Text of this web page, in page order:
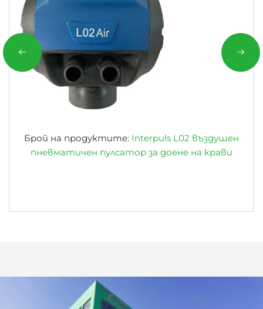
Брой на продуктите:Interpuls L02 въздушен
пневматичен пулсатор за доене на крави